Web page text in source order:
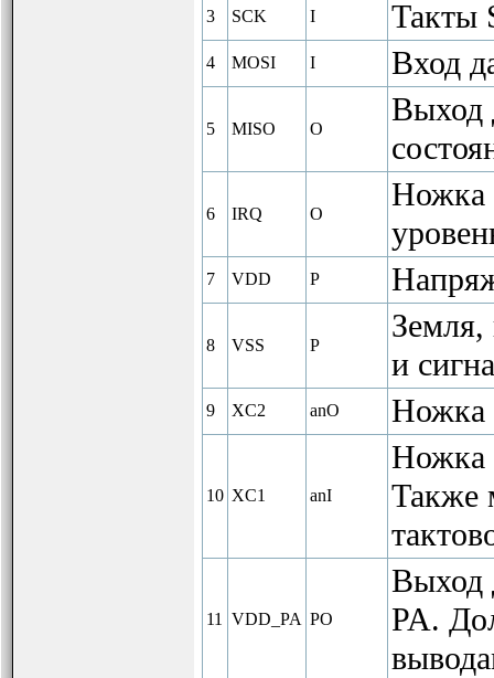
3 SCK I Такты
4 MOSI I Вход
5 MISO O
Выход
6 IRQ O
Ножка
7 VDD P
8 VSS P
Земля,
и
9 XC2 anO Ножка
10 XC1 anI
Ножка
Также
11 VDD_PA PO
Выход
PA.